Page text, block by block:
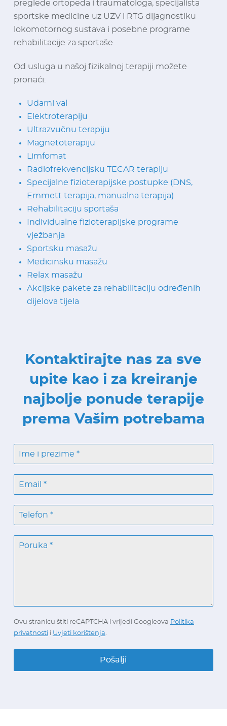
preglede ortopeda i traumatologa, specijalista
sportske medicine uz UZV i RTG dijagnostiku
lokomotornog sustava i posebne programe
rehabilitacije za sportaše.
Od usluga u našoj fizikalnoj terapiji možete
pronaći:
Udarni val
Elektroterapiju
Ultrazvučnu terapiju
Magnetoterapiju
Limfomat
Radiofrekvencijsku TECAR terapiju
Specijalne fizioterapijske postupke (DNS,
Emmett terapija, manualna terapija)
Rehabilitaciju sportaša
Individualne fizioterapijske programe
vježbanja
Sportsku masažu
Medicinsku masažu
Relax masažu
Akcijske pakete za rehabilitaciju određenih
dijelova tijela
Kontaktirajte nas za sve
upite kao i za kreiranje
najbolje ponude terapije
prema Vašim potrebama
Ovu stranicu štiti reCAPTCHA i vrijedi Googleova Politika
privatnostii Uvjeti korištenja.
Pošalji